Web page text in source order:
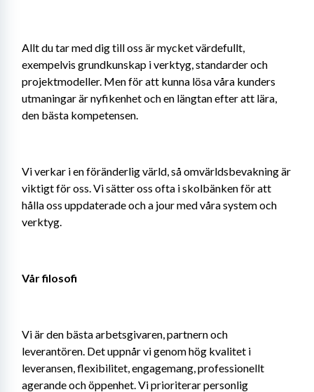
Allt du tar med dig till oss är mycket värdefullt,
exempelvis grundkunskap i verktyg, standarder och
projektmodeller. Men för att kunna lösa våra kunders
utmaningar är nyfikenhet och en längtan efter att lära,
den bästa kompetensen.
Vi verkar i en föränderlig värld, så omvärldsbevakning är
viktigt för oss. Vi sätter oss ofta i skolbänken för att
hålla oss uppdaterade och a jour med våra system och
verktyg.
Vår filosofi
Vi är den bästa arbetsgivaren, partnern och
leverantören. Det uppnår vi genom hög kvalitet i
leveransen, flexibilitet, engagemang, professionellt
agerande och öppenhet. Vi prioriterar personlig